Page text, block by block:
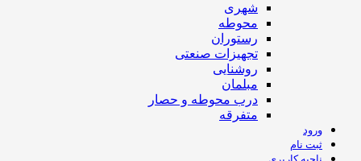
شهری
محوطه
رستوران
تجهیزات صنعتی
روشنایی
مبلمان
درب محوطه و حصار
متفرقه
ورود
ثبت نام